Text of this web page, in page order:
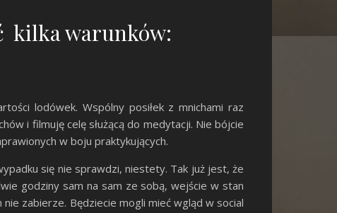
kilka warunków:
lodówek. Wspólny posiłek z mnichami raz
i filmuję celę służącą do medytacji. Nie bójcie
w boju praktykujących.
się nie sprawdzi, niestety. Tak już jest, że
godziny sam na sam ze sobą, wejście w stan
zabierze. Będziecie mogli mieć wgląd w social